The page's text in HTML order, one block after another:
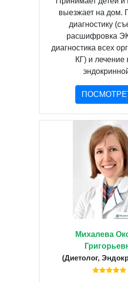
выезжает на дом.
диагностику
расшифровка
диагностика всех
КГ) и лечение
Михалева
(Диетолог,